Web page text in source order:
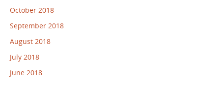
October 2018
September 2018
August 2018
July 2018
June 2018